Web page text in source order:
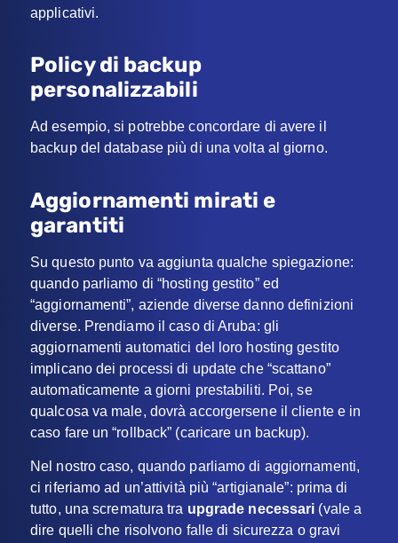
applicativi.
Policy di backup
personalizzabili
Ad esempio, si potrebbe concordare di avere il
backup del database più di una volta al giorno.
Aggiornamenti mirati e
garantiti
Su questo punto va aggiunta qualche spiegazione:
quando parliamo di “hosting gestito” ed
“aggiornamenti”, aziende diverse danno definizioni
diverse. Prendiamo il caso di Aruba: gli
aggiornamenti automatici del loro hosting gestito
implicano dei processi di update che “scattano”
automaticamente a giorni prestabiliti. Poi, se
qualcosa va male, dovrà accorgersene il cliente e in
caso fare un “rollback” (caricare un backup).
Nel nostro caso, quando parliamo di aggiornamenti,
ci riferiamo ad un’attività più “artigianale”: prima di
tutto, una scrematura tra upgrade necessari (vale a
dire quelli che risolvono falle di sicurezza o gravi